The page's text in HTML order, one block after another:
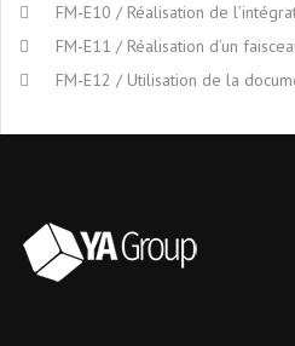
FM-E10 / Réalisation de
FM-E11 / Réalisation d’un
FM-E12 / Utilisation de la